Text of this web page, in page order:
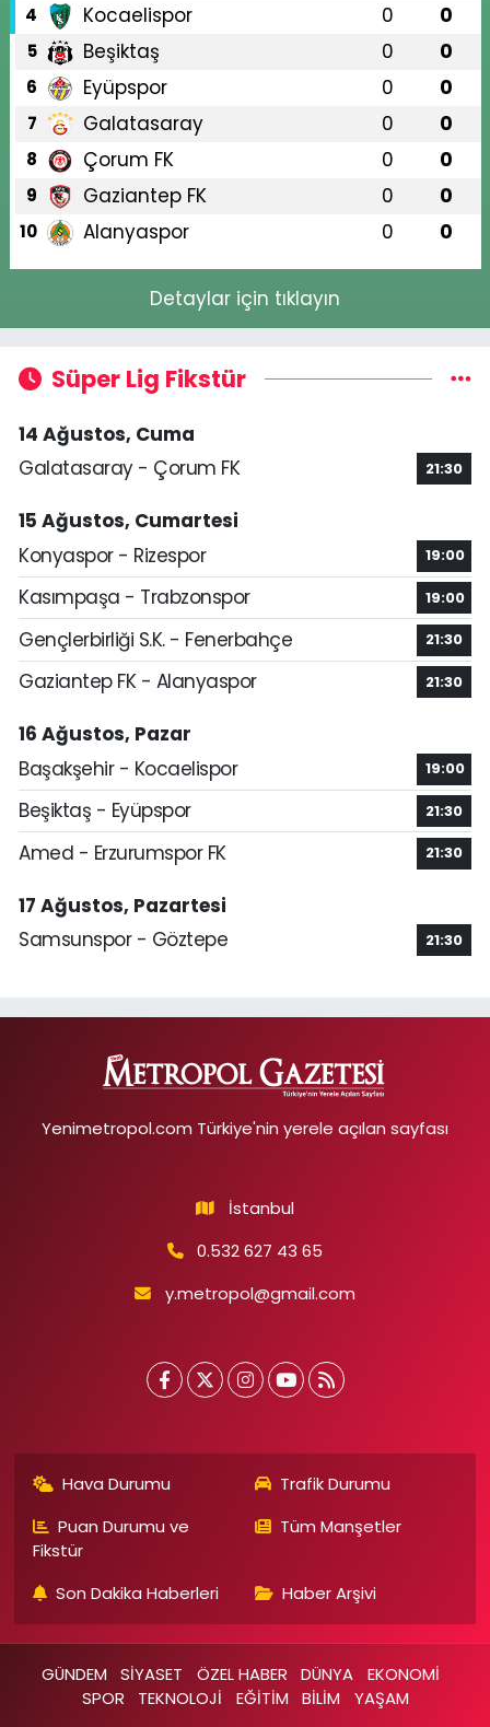
4 Kocaelispor 0 0
5 Beşiktaş 0 0
6 Eyüpspor 0 0
7 Galatasaray 0 0
8 Çorum FK 0 0
9 Gaziantep FK 0 0
10 Alanyaspor 0 0
Detaylar için tıklayın
Süper Lig Fikstür
14 Ağustos, Cuma
Galatasaray - Çorum FK
21:30
15 Ağustos, Cumartesi
Konyaspor - Rizespor
19:00
Kasımpaşa - Trabzonspor 19:00
Gençlerbirliği S.K. - Fenerbahçe 21:30
Gaziantep FK - Alanyaspor 21:30
16 Ağustos, Pazar
Başakşehir - Kocaelispor
19:00
Beşiktaş - Eyüpspor 21:30
Amed - Erzurumspor FK 21:30
17 Ağustos, Pazartesi
Samsunspor - Göztepe
21:30
Yenimetropol.com Türkiye'nin yerele açılan sayfası
İstanbul
0.532 627 43 65
y.metropol@gmail.com
Hava Durumu
Trafik Durumu
Puan Durumu ve
Fikstür
Tüm Manşetler
Son Dakika Haberleri Haber Arşivi
GÜNDEM SİYASET ÖZEL HABER DÜNYA
EKONOMİ
SPOR
TEKNOLOJİ EĞİTİM BİLİM YAŞAM